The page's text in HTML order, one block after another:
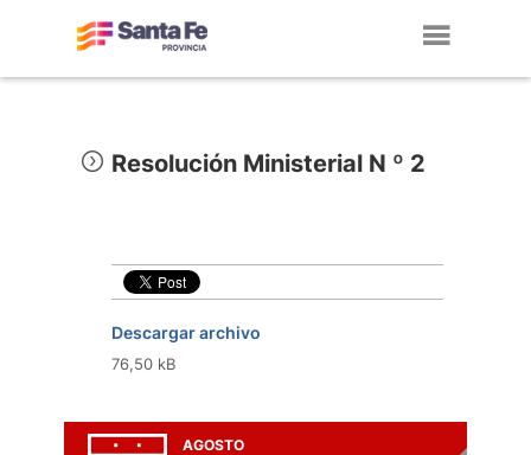
Resolución Ministerial N º 2
Descargar archivo
76,50 kB
AGOSTO